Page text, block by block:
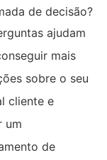
de decisão?
ajudam
mais
sobre o seu
cliente e
um
de